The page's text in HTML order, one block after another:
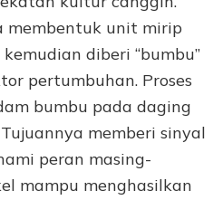
membentuk unit mirip
diberi “bumbu”
pertumbuhan. Proses
bumbu pada daging
memberi sinyal
peran masing-
mampu menghasilkan